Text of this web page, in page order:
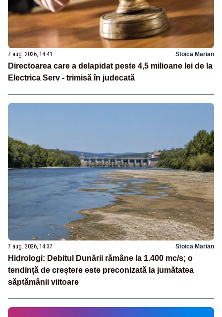
7 aug. 2026, 14:41 Stoica Marian
Directoarea care a delapidat peste 4,5 milioane lei de la
Electrica Serv - trimisă în judecată
7 aug. 2026, 14:37 Stoica Marian
Hidrologi: Debitul Dunării rămâne la 1.400 mc/s; o
tendință de creștere este preconizată la jumătatea
săptămânii viitoare